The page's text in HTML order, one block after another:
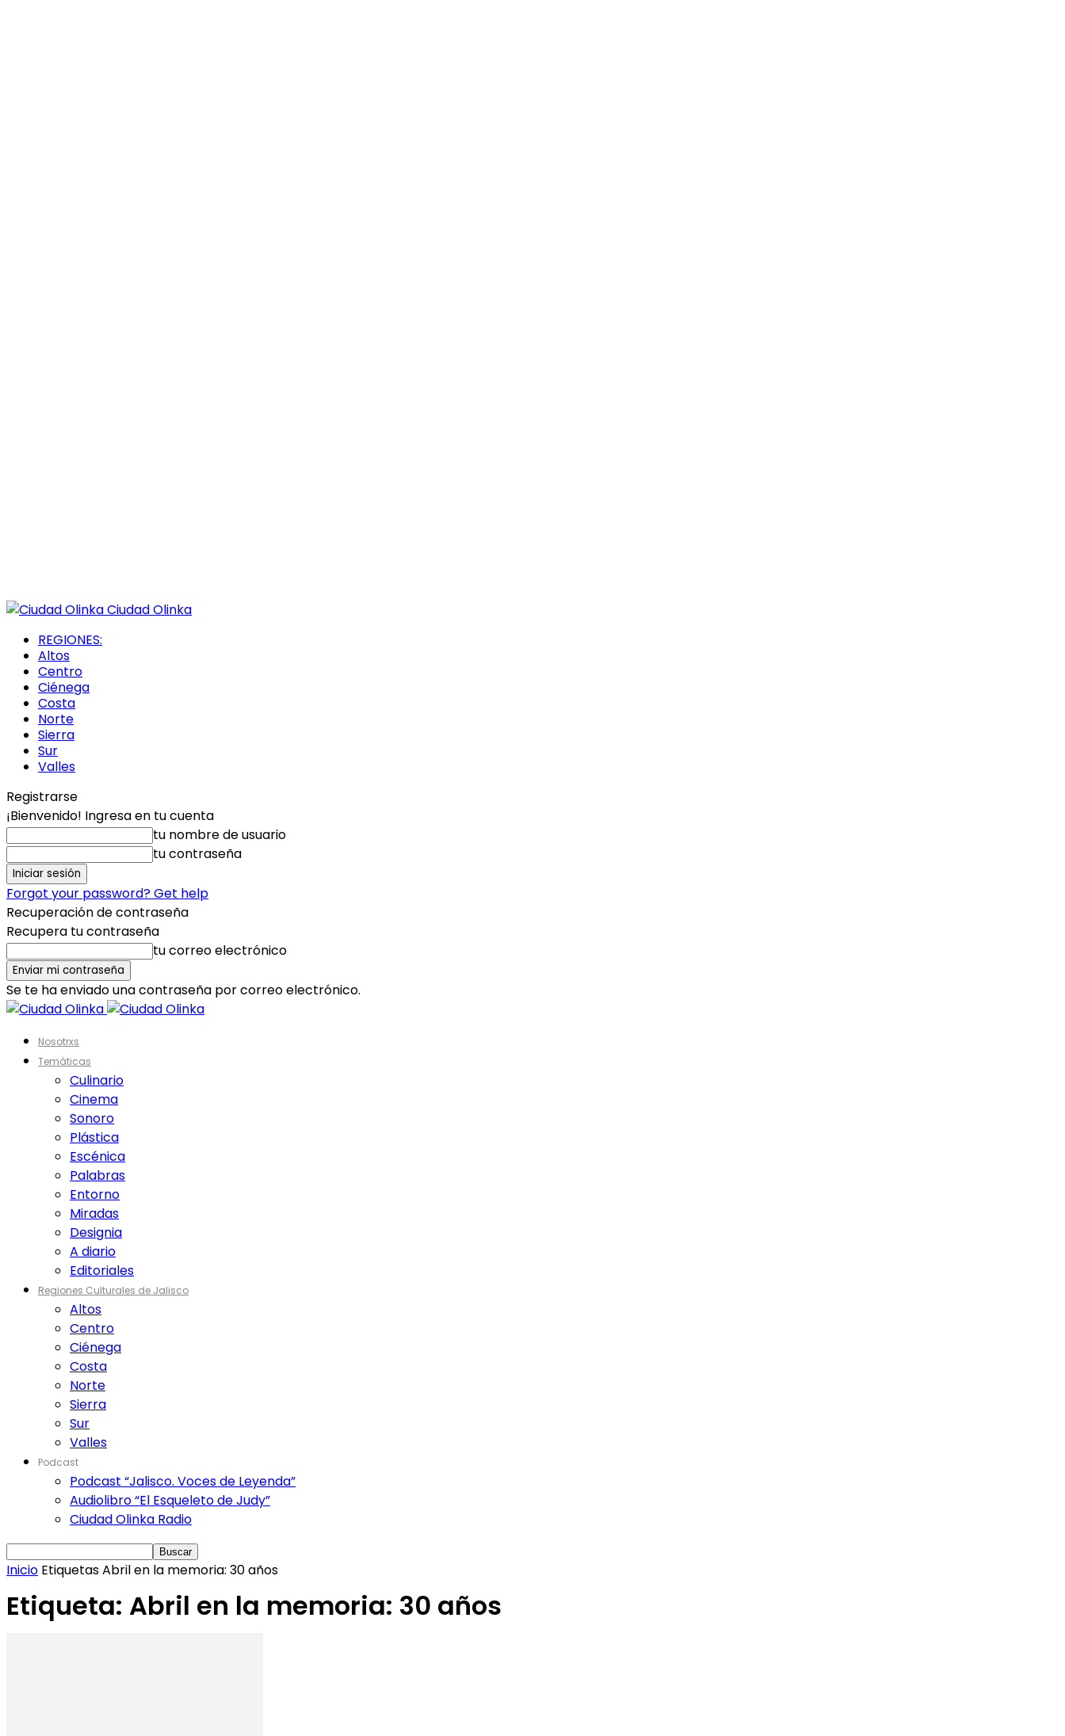
Ciudad Olinka
REGIONES:
Altos
Centro
Ciénega
Costa
Norte
Sierra
Sur
Valles
Registrarse
¡Bienvenido! Ingresa en tu cuenta
tu nombre de usuario
tu contraseña
Forgot your password? Get help
Recuperación de contraseña
Recupera tu contraseña
tu correo electrónico
Se te ha enviado una contraseña por correo electrónico.
Nosotrxs
Temáticas
Culinario
Cinema
Sonoro
Plástica
Escénica
Palabras
Entorno
Miradas
Designia
A diario
Editoriales
Regiones Culturales de Jalisco
Altos
Centro
Ciénega
Costa
Norte
Sierra
Sur
Valles
Podcast
Podcast “Jalisco. Voces de Leyenda”
Audiolibro “El Esqueleto de Judy”
Ciudad Olinka Radio
Inicio EtiquetasAbril en la memoria: 30 años
Etiqueta: Abril en la memoria: 30 años